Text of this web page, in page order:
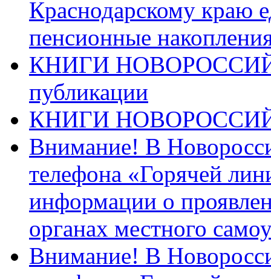
Краснодарскому краю
пенсионные
КНИГИ
публикации
КНИГИ
Внимание! В
телефона «Горячей
информации о
органах местного
Внимание! В